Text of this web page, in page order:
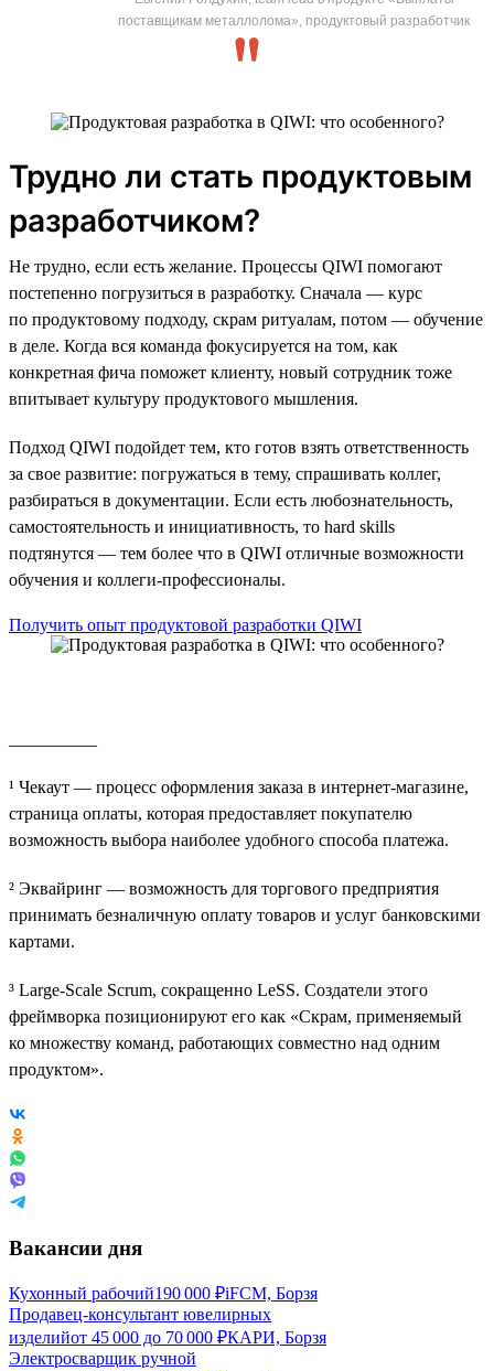
поставщикам металлолома», продуктовый разработчик
Трудно ли стать продуктовым
разработчиком?
Не трудно, если есть желание. Процессы QIWI помогают
постепенно погрузиться в разработку. Сначала — курс
по продуктовому подходу, скрам ритуалам, потом — обучение
в деле. Когда вся команда фокусируется на том, как
конкретная фича поможет клиенту, новый сотрудник тоже
впитывает культуру продуктового мышления.
Подход QIWI подойдет тем, кто готов взять ответственность
за свое развитие: погружаться в тему, спрашивать коллег,
разбираться в документации. Если есть любознательность,
самостоятельность и инициативность, то hard skills
подтянутся — тем более что в QIWI отличные возможности
обучения и коллеги-профессионалы.
Получить опыт продуктовой разработки QIWI
¹ Чекаут — процесс оформления заказа в интернет-магазине,
страница оплаты, которая предоставляет покупателю
возможность выбора наиболее удобного способа платежа.
² Эквайринг — возможность для торгового предприятия
принимать безналичную оплату товаров и услуг банковскими
картами.
³ Large-Scale Scrum, сокращенно LeSS. Создатели этого
фреймворка позиционируют его как «Скрам, применяемый
ко множеству команд, работающих совместно над одним
продуктом».
Вакансии дня
Кухонный рабочий190 000 ₽iFCM, Борзя
Продавец-консультант ювелирных
изделийот 45 000 до 70 000 ₽КАРИ, Борзя
Электросварщик ручной